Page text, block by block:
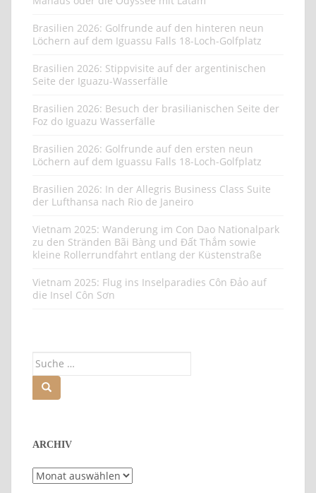
Brasilien 2026: Golfrunde auf den hinteren neun
Löchern auf dem Iguassu Falls 18-Loch-Golfplatz
Brasilien 2026: Stippvisite auf der argentinischen
Seite der Iguazu-Wasserfälle
Brasilien 2026: Besuch der brasilianischen Seite der
Foz do Iguazu Wasserfälle
Brasilien 2026: Golfrunde auf den ersten neun
Löchern auf dem Iguassu Falls 18-Loch-Golfplatz
Brasilien 2026: In der Allegris Business Class Suite
der Lufthansa nach Rio de Janeiro
Vietnam 2025: Wanderung im Con Dao Nationalpark
zu den Stränden Bãi Bàng und Đất Thắm sowie
kleine Rollerrundfahrt entlang der Küstenstraße
Vietnam 2025: Flug ins Inselparadies Côn Đảo auf
die Insel Côn Sơn
ARCHIV
Archiv